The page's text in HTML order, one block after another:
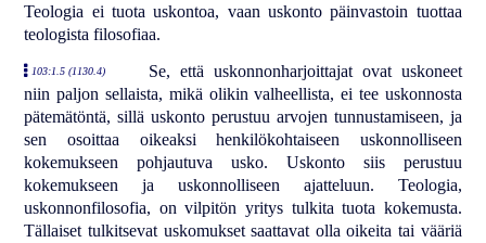
Teologia ei tuota uskontoa, vaan uskonto päinvastoin tuottaa
teologista filosofiaa.
103:1.5 (1130.4)
Se, että uskonnonharjoittajat ovat uskoneet
niin paljon sellaista, mikä olikin valheellista, ei tee uskonnosta
pätemätöntä, sillä uskonto perustuu arvojen tunnustamiseen, ja
sen osoittaa oikeaksi henkilökohtaiseen uskonnolliseen
kokemukseen pohjautuva usko. Uskonto siis perustuu
kokemukseen ja uskonnolliseen ajatteluun. Teologia,
uskonnonfilosofia, on vilpitön yritys tulkita tuota kokemusta.
Tällaiset tulkitsevat uskomukset saattavat olla oikeita tai vääriä